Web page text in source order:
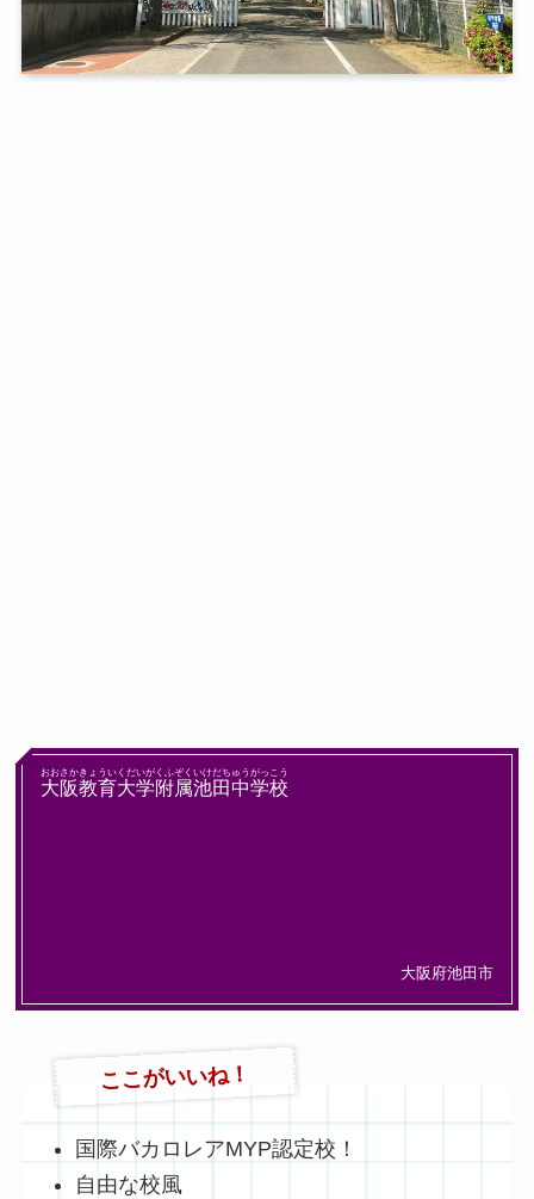
大阪教育大学附属池田中学校
おおさかきょういくだいがくふぞくいけだちゅうがっこう
大阪府池田市
ここがいいね！
国際バカロレアMYP認定校！
自由な校風